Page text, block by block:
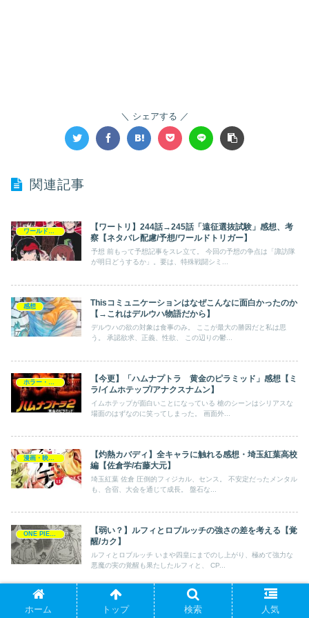
シェアする
関連記事
【ワートリ】244話→245話「遠征選抜試験」感想、考
察【ネタバレ配慮/予想/ワールドトリガー】
予想 前もって予想記事をスレ立て。 今回の予想の争点は「諏訪隊
が明日どうするか」。要は、特殊戦闘シミ...
感想
Thisコミュニケーションはなぜこんなに面白かったのか
【→これはデルウハ物語だから】
デルウハの欲の対象は食事のみ。 ここが最大の勝因だと私は思
う。 承認欲求、正義、性欲、 この辺りの鬱...
ホラー・ミステリー
【今更】「ハムナプトラ 黄金のピラミッド」感想【ミ
ラ/イムホテップ/アナクスナムン】
イムホテップが面白いことになっている 槍のシーンはシリアスな
場面のはずなのに笑ってしまった。 画面外...
漫画・映画・ゲーム
【灼熱カバディ】全キャラに触れる感想・埼玉紅葉高校
編【佐倉学/右藤大元】
埼玉紅葉 佐倉 圧倒的フィジカル、センス。 不安定だったメンタル
も、合宿、大会を通じて成長。 盤石な...
ONE PIECE
【弱い？】ルフィとロブルッチの強さの差を考える【覚
醒/カク】
ルフィとロブルッチ いまや四皇にまでのし上がり、極めて強力な
悪魔の実の覚醒も果たしたルフィと、 CP...
漫画・映画・ゲーム
【#鬼滅の刃】寿命？死ぬ？「痣」「赫刀」「透き通る
ホーム トップ 検索 人気